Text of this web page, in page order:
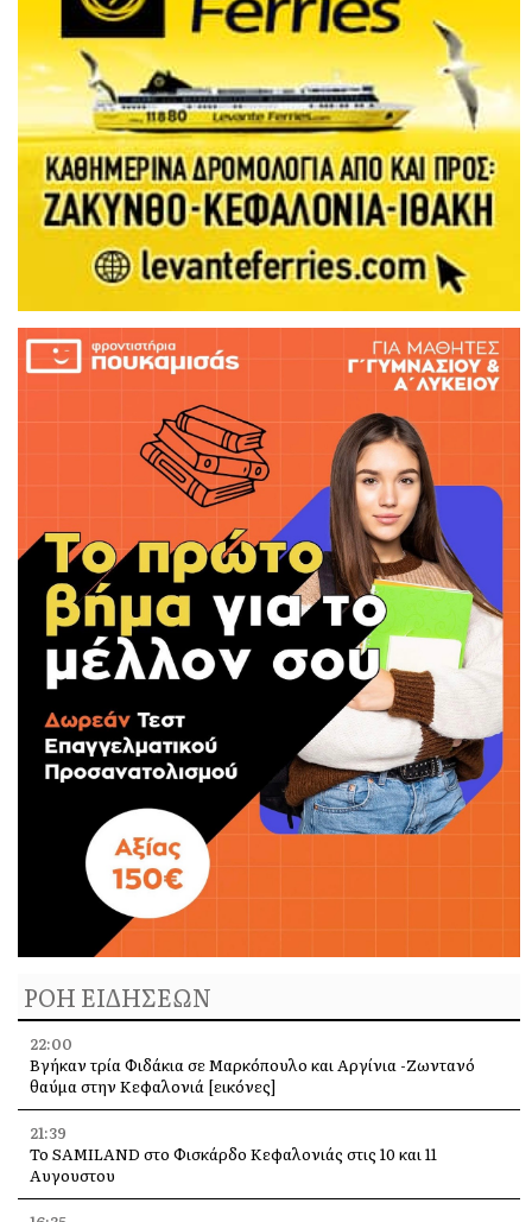
ΡΟΗ ΕΙΔΗΣΕΩΝ
22:00
Βγήκαν τρία Φιδάκια σε Μαρκόπουλο και Αργίνια -Ζωντανό
θαύμα στην Κεφαλονιά [εικόνες]
21:39
Το SAMILAND στο Φισκάρδο Κεφαλονιάς στις 10 και 11
Αυγουστου